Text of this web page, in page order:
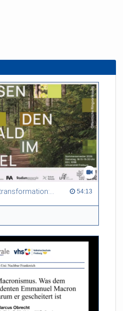
Between tradition and transformation: how owners, advisers and institutions co-create knowledge for resilient forests in Europe 54:13